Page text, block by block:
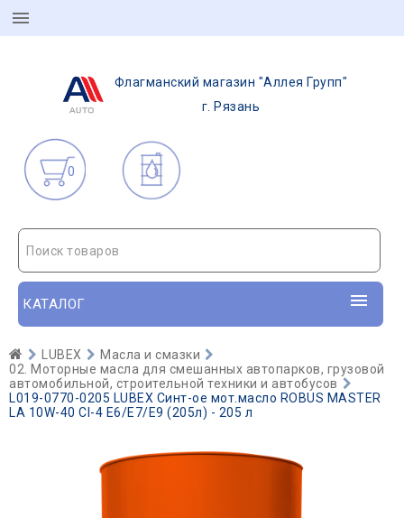
Флагманский магазин "Аллея Групп"
г. Рязань
0
Поиск товаров
КАТАЛОГ
LUBEX
Масла и смазки
02. Моторные масла для смешанных автопарков, грузовой
автомобильной, строительной техники и автобусов
L019-0770-0205 LUBEX Синт-ое мот.масло ROBUS MASTER
LA 10W-40 CI-4 E6/E7/E9 (205л) - 205 л